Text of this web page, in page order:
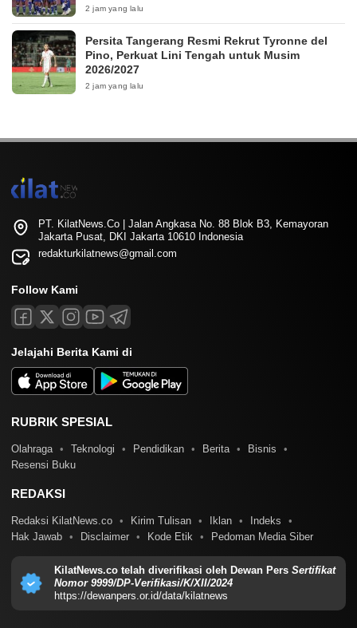
2 jam yang lalu
Persita Tangerang Resmi Rekrut Tyronne del
Pino, Perkuat Lini Tengah untuk Musim
2026/2027
2 jam yang lalu
PT. KilatNews.Co | Jalan Angkasa No. 88 Blok B3, Kemayoran
Jakarta Pusat, DKI Jakarta 10610 Indonesia
redakturkilatnews@gmail.com
Follow Kami
Jelajahi Berita Kami di
RUBRIK SPESIAL
Olahraga Teknologi Pendidikan Berita
Bisnis
Resensi Buku
REDAKSI
Redaksi KilatNews.co Kirim Tulisan Iklan
Indeks
Hak Jawab
Disclaimer Kode Etik Pedoman Media Siber
KilatNews.co telah diverifikasi oleh Dewan Pers Sertifikat
Nomor 9999/DP-Verifikasi/K/XII/2024
https://dewanpers.or.id/data/kilatnews